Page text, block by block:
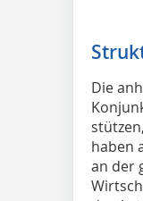
Die
haben
an der